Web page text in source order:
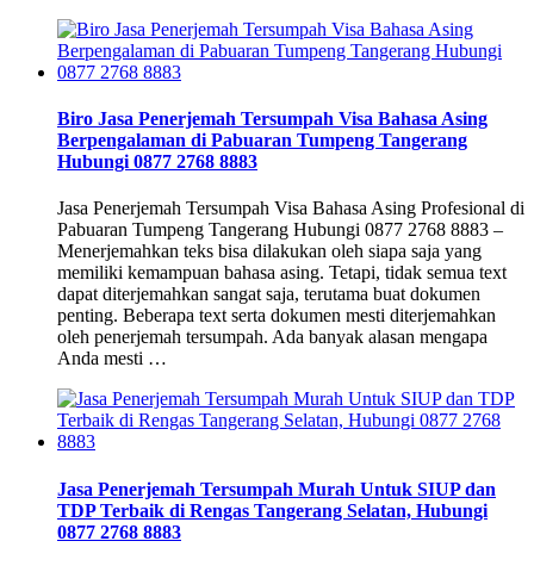
Biro Jasa Penerjemah Tersumpah Visa Bahasa Asing
Berpengalaman di Pabuaran Tumpeng Tangerang
Hubungi 0877 2768 8883
Jasa Penerjemah Tersumpah Visa Bahasa Asing Profesional di
Pabuaran Tumpeng Tangerang Hubungi 0877 2768 8883 –
Menerjemahkan teks bisa dilakukan oleh siapa saja yang
memiliki kemampuan bahasa asing. Tetapi, tidak semua text
dapat diterjemahkan sangat saja, terutama buat dokumen
penting. Beberapa text serta dokumen mesti diterjemahkan
oleh penerjemah tersumpah. Ada banyak alasan mengapa
Anda mesti …
Jasa Penerjemah Tersumpah Murah Untuk SIUP dan
TDP Terbaik di Rengas Tangerang Selatan, Hubungi
0877 2768 8883